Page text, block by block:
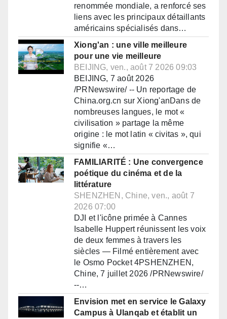
renommée mondiale, a renforcé ses
liens avec les principaux détaillants
américains spécialisés dans…
Xiong'an : une ville meilleure
pour une vie meilleure
BEIJING, ven., août 7 2026 09:03
BEIJING, 7 août 2026
/PRNewswire/ -- Un reportage de
China.org.cn sur Xiong'anDans de
nombreuses langues, le mot «
civilisation » partage la même
origine : le mot latin « civitas », qui
signifie «…
FAMILIARITÉ : Une convergence
poétique du cinéma et de la
littérature
SHENZHEN, Chine, ven., août 7
2026 07:00
DJI et l'icône primée à Cannes
Isabelle Huppert réunissent les voix
de deux femmes à travers les
siècles — Filmé entièrement avec
le Osmo Pocket 4PSHENZHEN,
Chine, 7 juillet 2026 /PRNewswire/
--…
Envision met en service le Galaxy
Campus à Ulanqab et établit un